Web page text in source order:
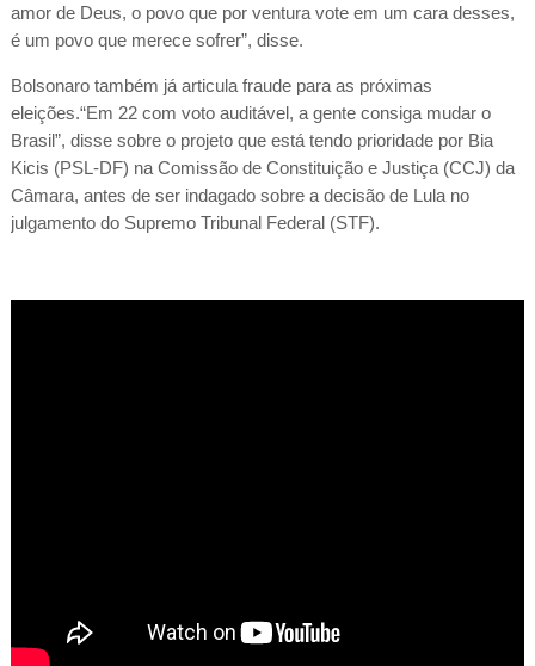
amor de Deus, o povo que por ventura vote em um cara desses,
é um povo que merece sofrer”, disse.
Bolsonaro também já articula fraude para as próximas
eleições.“Em 22 com voto auditável, a gente consiga mudar o
Brasil”, disse sobre o projeto que está tendo prioridade por Bia
Kicis (PSL-DF) na Comissão de Constituição e Justiça (CCJ) da
Câmara, antes de ser indagado sobre a decisão de Lula no
julgamento do Supremo Tribunal Federal (STF).